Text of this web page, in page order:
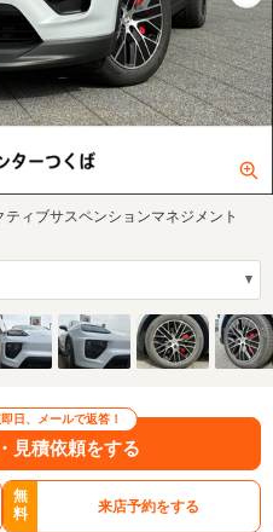
ィブサスペンションマネジメント
日、メールで返答！
見積依頼をする
無
料
来店予約をする